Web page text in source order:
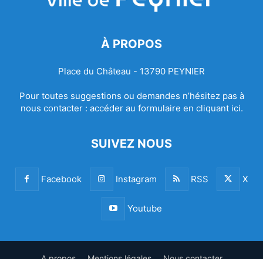
À PROPOS
Place du Château - 13790 PEYNIER
Pour toutes suggestions ou demandes n’hésitez pas à
nous contacter : accéder au formulaire en cliquant ici.
SUIVEZ NOUS
Facebook Instagram RSS X
Youtube